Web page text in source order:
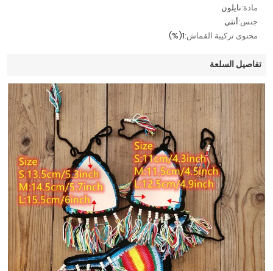
مادة:نايلون
جنس:أنثى
محتوى تركيبة القماش:1(%)
تفاصيل السلعة